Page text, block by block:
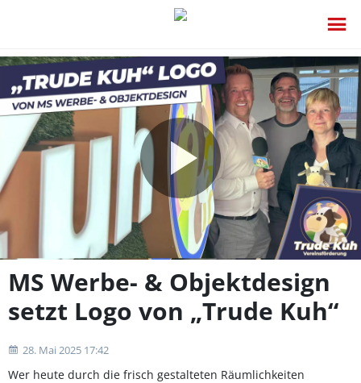
Video
MS Werbe- & Objektdesign
setzt Logo von „Trude Kuh“
28. Mai 2025 17:42
Wer heute durch die frisch gestalteten Räumlichkeiten